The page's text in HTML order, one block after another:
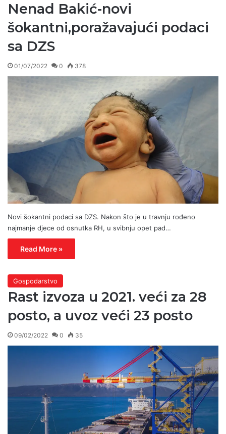
Nenad Bakić-novi
šokantni,poražavajući podaci
sa DZS
01/07/2022 0 378
Novi šokantni podaci sa DZS. Nakon što je u travnju rođeno
najmanje djece od osnutka RH, u svibnju opet pad…
Read More »
Gospodarstvo
Rast izvoza u 2021. veći za 28
posto, a uvoz veći 23 posto
09/02/2022 0 35